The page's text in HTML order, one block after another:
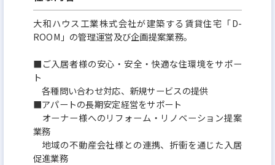
大和ハウス工業株式会社が建築する賃貸住宅「D-
ROOM」の管理運営及び企画提案業務。
■ご入居者様の安心・安全・快適な住環境をサポー
ト
各種問い合わせ対応、新規サービスの提供
■アパートの長期安定経営をサポート
オーナー様へのリフォーム・リノベーション提案
業務
地域の不動産会社様との連携、折衝を通じた入居
促進業務